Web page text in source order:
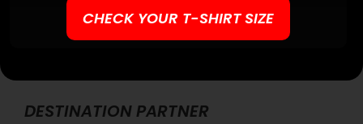
DESTINATION PARTNER
CHECK YOUR T-SHIRT SIZE